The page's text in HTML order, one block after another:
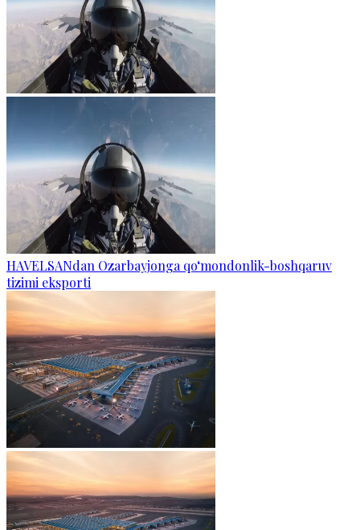
HAVELSANdan Ozarbayjonga qo‘mondonlik-boshqaruv
tizimi eksporti